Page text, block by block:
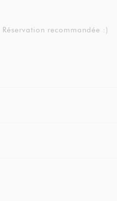
recommandée :)